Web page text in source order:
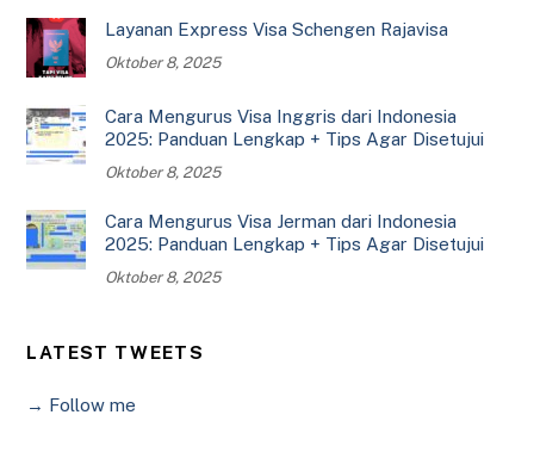
Layanan Express Visa Schengen Rajavisa
Oktober 8, 2025
Cara Mengurus Visa Inggris dari Indonesia
2025: Panduan Lengkap + Tips Agar Disetujui
Oktober 8, 2025
Cara Mengurus Visa Jerman dari Indonesia
2025: Panduan Lengkap + Tips Agar Disetujui
Oktober 8, 2025
LATEST TWEETS
→ Follow me